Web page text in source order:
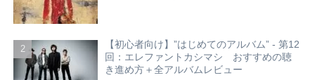
【初心者向け】”はじめてのアルバム” - 第12
回：エレファントカシマシ おすすめの聴
き進め方＋全アルバムレビュー